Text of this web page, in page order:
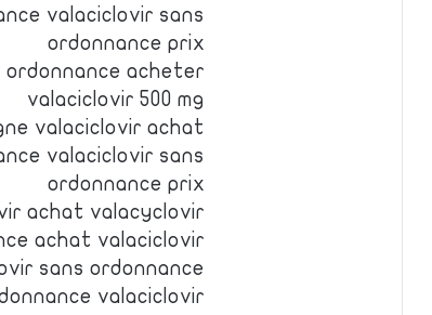
valaciclovir sans
ordonnance prix
acheter
valaciclovir 500 mg
valaciclovir achat
valaciclovir sans
ordonnance prix
achat valacyclovir
achat valaciclovir
sans ordonnance
valaciclovir